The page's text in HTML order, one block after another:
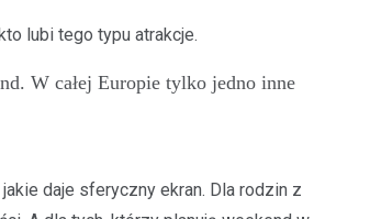
lubi tego typu atrakcje.
W całej Europie tylko jedno inne
daje sferyczny ekran. Dla rodzin z